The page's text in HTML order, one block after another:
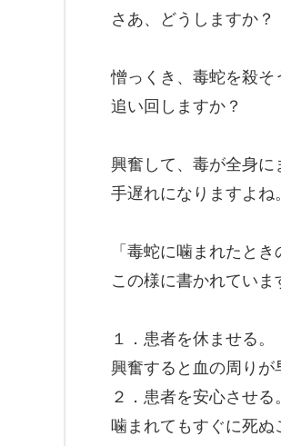
さあ、どうしますか？
憎っくき、毒蛇を殺そ
追い回しますか？
興奮して、毒が全身に
手遅れになりますよね。
「毒蛇に噛まれたと
この様に書かれていま
１．患者を休ませる。
興奮すると血の周りが
２．患者を安心させる。
噛まれてもすぐに死ぬ